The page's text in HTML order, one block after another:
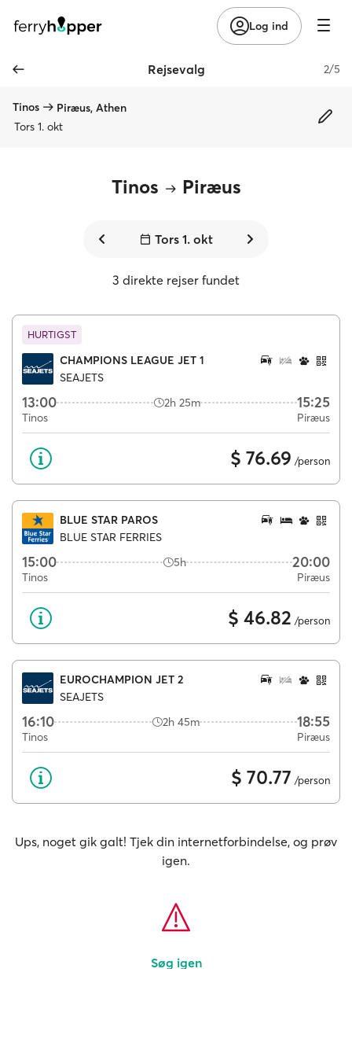
Log ind
Rejsevalg 2/5
Tinos
Piræus, Athen
Tors 1. okt
Tinos Piræus
Tors 1. okt
3 direkte rejser fundet
HURTIGST
CHAMPIONS LEAGUE JET 1
SEAJETS
13:00 2h 25m 15:25
Tinos Piræus
$ 76.69 /person
BLUE STAR PAROS
BLUE STAR FERRIES
15:00 5h 20:00
Tinos Piræus
$ 46.82 /person
EUROCHAMPION JET 2
SEAJETS
16:10 2h 45m 18:55
Tinos Piræus
$ 70.77 /person
Ups, noget gik galt! Tjek din internetforbindelse, og prøv
igen.
Søg igen